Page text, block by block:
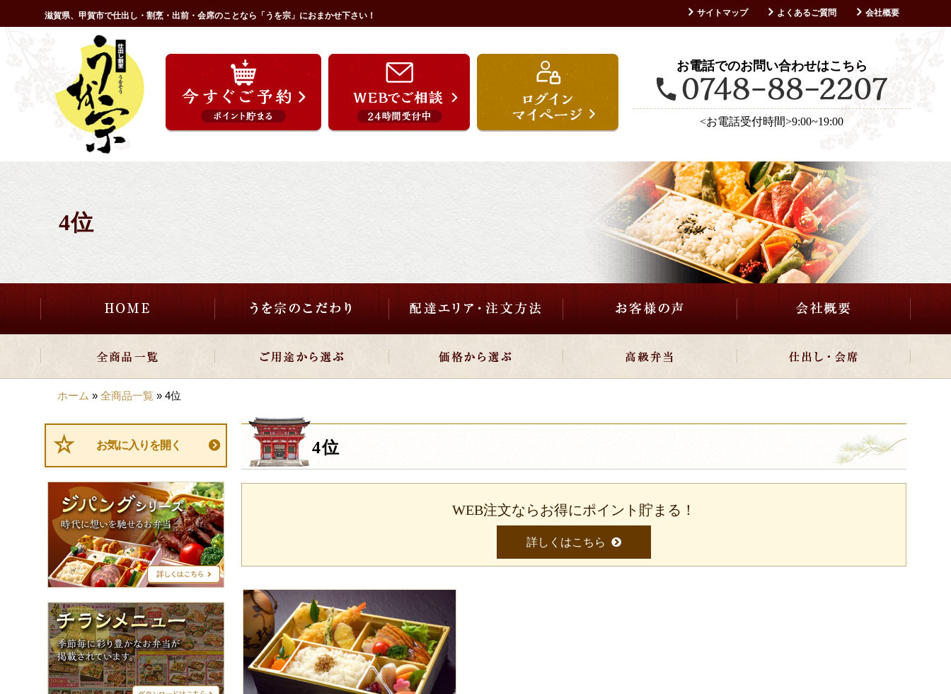
ン
滋賀県、甲賀市で仕出し・割烹・出前・会席のことなら「うを宗」におまかせ下さい！ サイトマップ よくあるご質問 会社概要
お電話でのお問い合わせはこちら
<お電話受付時間>9:00~19:00
4位
HOME うを宗のこだわり 配達エリア・注文方法
ご用途から選ぶ 価格から選ぶ
ホーム » 全商品一覧 » 4位
4位
WEB注文ならお得にポイント貯まる！
詳しくはこちら
初回注文の一番最後に任意パスワード入れるだけで入力情報を保存できます。
次回以降はお客様情報（変更も可）が自動反映されるので大変便利です。
ポイントもログイン時に「貯まる・使える」ようになります。
商品をお店にご来店引渡しでお茶のサービス付きです。
10,000円以上のＷＥＢ注文に限ります。
× 閉じる
お気に入りを開く
ジ
ン
グ
ー
ズ
チ
ラ
シ
メ
ニ
ュ